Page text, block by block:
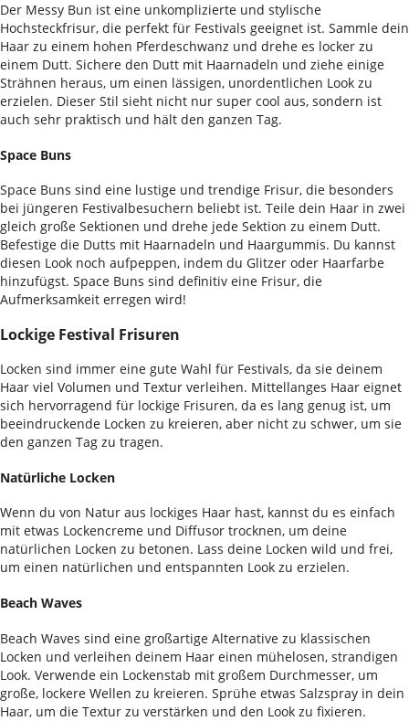
Der Messy Bun ist eine unkomplizierte und stylische
Hochsteckfrisur, die perfekt für Festivals geeignet ist. Sammle dein
Haar zu einem hohen Pferdeschwanz und drehe es locker zu
einem Dutt. Sichere den Dutt mit Haarnadeln und ziehe einige
Strähnen heraus, um einen lässigen, unordentlichen Look zu
erzielen. Dieser Stil sieht nicht nur super cool aus, sondern ist
auch sehr praktisch und hält den ganzen Tag.
Space Buns
Space Buns sind eine lustige und trendige Frisur, die besonders
bei jüngeren Festivalbesuchern beliebt ist. Teile dein Haar in zwei
gleich große Sektionen und drehe jede Sektion zu einem Dutt.
Befestige die Dutts mit Haarnadeln und Haargummis. Du kannst
diesen Look noch aufpeppen, indem du Glitzer oder Haarfarbe
hinzufügst. Space Buns sind definitiv eine Frisur, die
Aufmerksamkeit erregen wird!
Lockige Festival Frisuren
Locken sind immer eine gute Wahl für Festivals, da sie deinem
Haar viel Volumen und Textur verleihen. Mittellanges Haar eignet
sich hervorragend für lockige Frisuren, da es lang genug ist, um
beeindruckende Locken zu kreieren, aber nicht zu schwer, um sie
den ganzen Tag zu tragen.
Natürliche Locken
Wenn du von Natur aus lockiges Haar hast, kannst du es einfach
mit etwas Lockencreme und Diffusor trocknen, um deine
natürlichen Locken zu betonen. Lass deine Locken wild und frei,
um einen natürlichen und entspannten Look zu erzielen.
Beach Waves
Beach Waves sind eine großartige Alternative zu klassischen
Locken und verleihen deinem Haar einen mühelosen, strandigen
Look. Verwende ein Lockenstab mit großem Durchmesser, um
große, lockere Wellen zu kreieren. Sprühe etwas Salzspray in dein
Haar, um die Textur zu verstärken und den Look zu fixieren.